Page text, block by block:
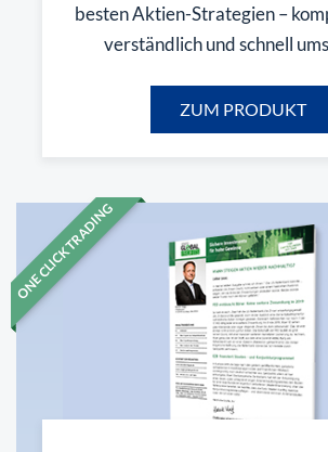
besten Aktien-Strategien –
verständlich und schnell
ZUM PRODUKT
ONE CLICK TRADING